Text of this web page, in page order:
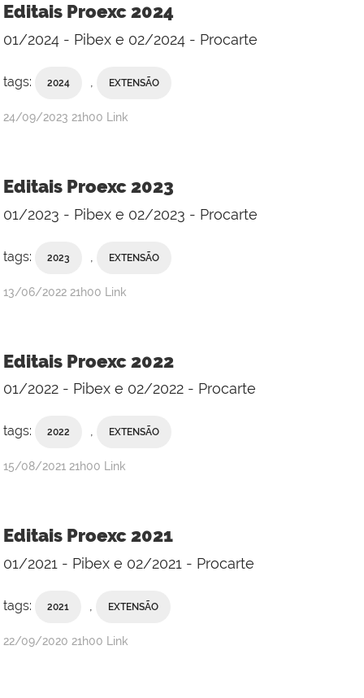
Editais Proexc 2024
01/2024 - Pibex e 02/2024 - Procarte
tags: 2024 , EXTENSÃO
publicado
24/09/2023 21h00 Link
Editais Proexc 2023
01/2023 - Pibex e 02/2023 - Procarte
tags: 2023 EXTENSÃO
publicado
13/06/2022 21h00 Link
Editais Proexc 2022
01/2022 - Pibex e 02/2022 - Procarte
tags: 2022 , EXTENSÃO
publicado
15/08/2021 21h00 Link
Editais Proexc 2021
01/2021 - Pibex e 02/2021 - Procarte
tags: 2021 , EXTENSÃO
publicado
22/09/2020 21h00 Link